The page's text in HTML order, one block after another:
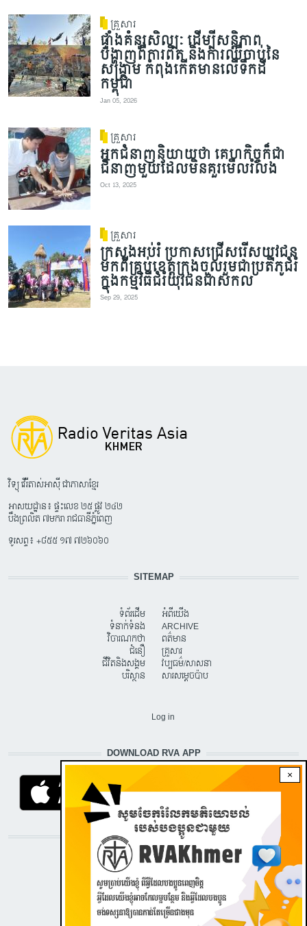
គ្រួសារ
ផ្ទាំងគំនូរសិល្បៈ ដើម្បីសន្តិភាព
បង្ហាញពីការពិត និងការឈឺចាប់នៃ
សង្គ្រាម កំពុងកើតមានលើទឹកដី
កម្ពុជា
Jan 05, 2026
គ្រួសារ
អ្នកជំនាញនិយាយថា គេហកិច្ចក៏ជា
ជំនាញមួយដែលមិនគួរមើលរំលង
Oct 13, 2025
គ្រួសារ
ក្រសួងអប់រំ ប្រកាសជ្រើសរើសយុវជន
មកពីគ្រប់ខេត្តក្រុងចូលរួមជាប្រតិភូជំរំ
ក្នុងកម្មវិធីជំរំយុវជនជាសកល
Sep 29, 2025
×
វិទ្យុ វើរីតាស់អាស៊ី ជាភាសាខ្មែរ
អាសយដ្ឋាន៖ ផ្ទះលេខ ២៥ ផ្លូវ ២៤២
បឹងព្រលិត ៧មករា រាជធានីភ្នំពេញ
ទូរសព្ទ៖ +៨៥៥ ១៧ ៧២៦០៦០
SITEMAP
ទំព័រដើម
ទំនាក់ទំនង
វិចារណកថា
ជំនឿ
ជីវិតនិងសង្គម
បរិស្ថាន
អំពីយើង
ARCHIVE
ពត៌មាន
គ្រួសារ
វប្បធម៌/សាសនា
សារសម្តេចប៉ាប
Log in
DOWNLOAD RVA APP
STAY CONNECTED WITH US!